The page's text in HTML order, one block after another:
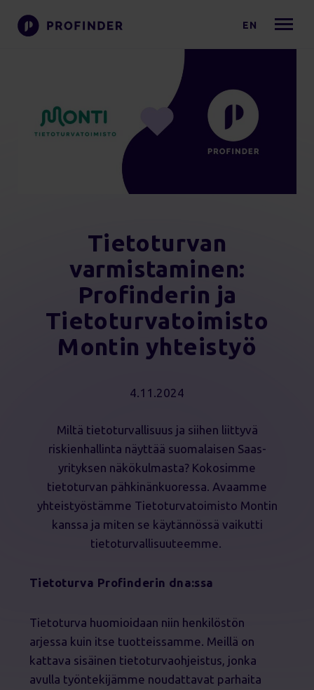
EN
Tietoturvan
varmistaminen:
Profinderin ja
Tietoturvatoimisto
Montin yhteistyö
4.11.2024
Miltä tietoturvallisuus ja siihen liittyvä
riskienhallinta näyttää suomalaisen Saas-
yrityksen näkökulmasta? Kokosimme
tietoturvan pähkinänkuoressa. Avaamme
yhteistyöstämme Tietoturvatoimisto Montin
kanssa ja miten se käytännössä vaikutti
tietoturvallisuuteemme.
Tietoturva Profinderin dna:ssa
Tietoturva huomioidaan niin henkilöstön
arjessa kuin itse tuotteissamme. Meillä on
kattava sisäinen tietoturvaohjeistus, jonka
avulla työntekijämme noudattavat parhaita